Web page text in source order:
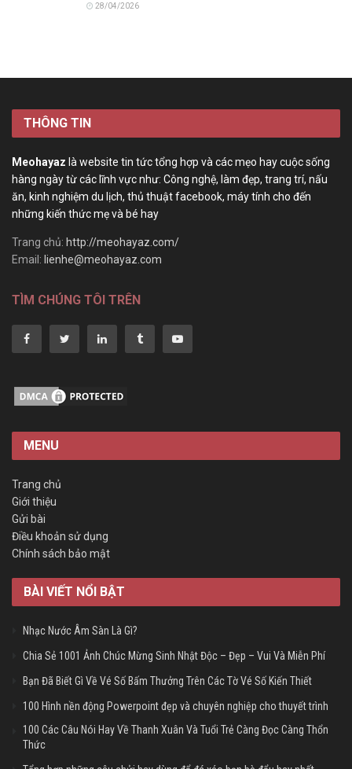
28/04/2026
THÔNG TIN
Meohayaz là website tin tức tổng hợp và các mẹo hay cuộc sống
hàng ngày từ các lĩnh vực như: Công nghệ, làm đẹp, trang trí, nấu
ăn, kinh nghiệm du lịch, thủ thuật facebook, máy tính cho đến
những kiến thức mẹ và bé hay
Trang chủ: http://meohayaz.com/
Email: lienhe@meohayaz.com
TÌM CHÚNG TÔI TRÊN
MENU
Trang chủ
Giới thiệu
Gửi bài
Điều khoản sử dụng
Chính sách bảo mật
BÀI VIẾT NỔI BẬT
Nhạc Nước Âm Sàn Là Gì?
Chia Sẻ 1001 Ảnh Chúc Mừng Sinh Nhật Độc – Đẹp – Vui Và Miễn Phí
Bạn Đã Biết Gì Về Vé Số Bấm Thưởng Trên Các Tờ Vé Số Kiến Thiết
100 Hình nền động Powerpoint đẹp và chuyên nghiệp cho thuyết trình
100 Các Câu Nói Hay Về Thanh Xuân Và Tuổi Trẻ Càng Đọc Càng Thổn
Thức